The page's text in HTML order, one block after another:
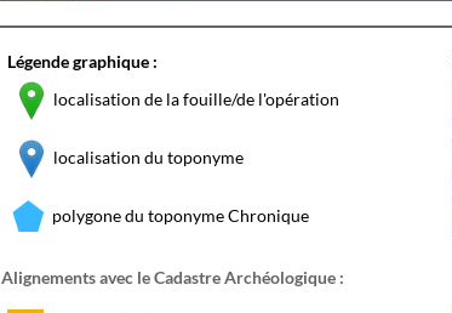
Légende graphique :
localisation de la fouille/de l'opération
localisation du toponyme
polygone du toponyme Chronique
Alignements avec le Cadastre Archéologique :